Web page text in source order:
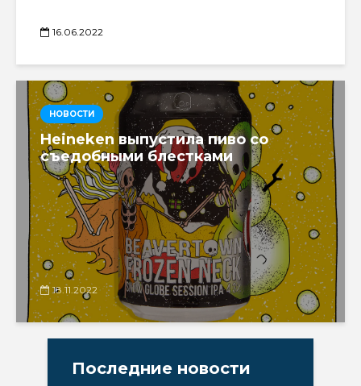
16.06.2022
НОВОСТИ
Heineken выпустила пиво со
съедобными блестками
18.11.2022
Последние новости